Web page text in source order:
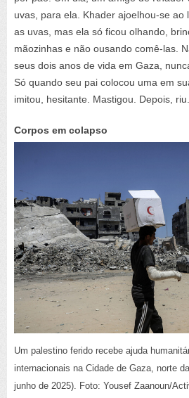
uvas, para ela. Khader ajoelhou-se ao
as uvas, mas ela só ficou olhando,
mãozinhas e não ousando comê-las.
seus dois anos de vida em Gaza,
Só quando seu pai colocou uma em
imitou, hesitante. Mastigou. Depois, riu.
Corpos em colapso
Um palestino ferido recebe ajuda
internacionais na Cidade de Gaza, norte
junho de 2025). Foto: Yousef Zaanoun/